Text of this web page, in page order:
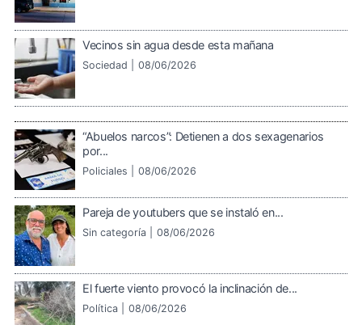
Vecinos sin agua desde esta mañana
Sociedad | 08/06/2026
“Abuelos narcos”: Detienen a dos sexagenarios
por...
Policiales | 08/06/2026
Pareja de youtubers que se instaló en...
Sin categoría | 08/06/2026
El fuerte viento provocó la inclinación de...
Política | 08/06/2026